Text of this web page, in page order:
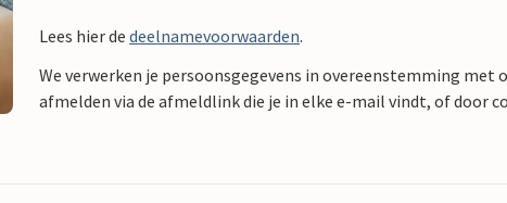
Lees hier de deelnamevoorwaarden.
We verwerken je persoonsgegevens in overeenstemming met
afmelden via de afmeldlink die je in elke e-mail vindt, of door